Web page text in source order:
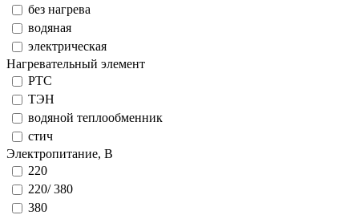
без нагрева
водяная
электрическая
Нагревательный элемент
РТС
ТЭН
водяной теплообменник
стич
Электропитание, В
220
220/ 380
380